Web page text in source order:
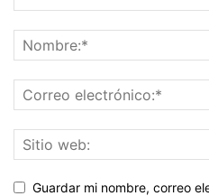
Guardar mi nombre, correo